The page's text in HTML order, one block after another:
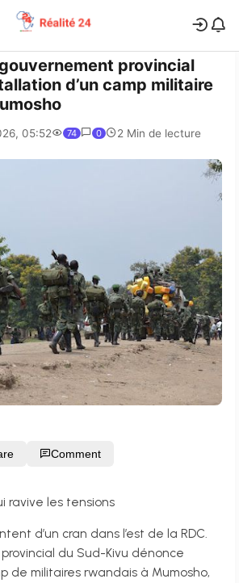
provincial
d’un camp militaire
05:52 74 0 2 Min de lecture
Comment
ravive les tensions
d’un cran dans l’est de la RDC.
du Sud-Kivu dénonce
de militaires rwandais à Mumosho,